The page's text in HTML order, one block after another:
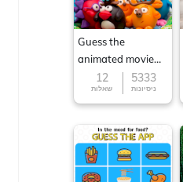
Guess the
animated movie
character
12
שאלות
5333
ניסיונות